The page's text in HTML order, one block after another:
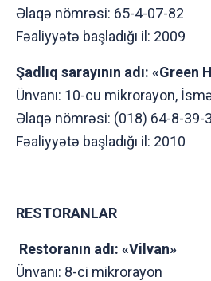
Əlaqə nömrəsi: 65-4-07-82
Fəaliyyətə başladığı il: 2009
Şadlıq sarayının adı: «Green
Ünvanı: 10-cu mikrоrayоn,
Əlaqə nömrəsi: (018) 64-8-39-
Fəaliyyətə başladığı il: 2010
RESTORANLAR
Restoranın adı: «Vilvan»
Ünvanı: 8-ci mikrоrayоn